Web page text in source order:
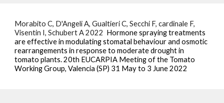
Morabito C, D'Angeli A, Gualtieri C, Secchi F, cardinale F,
Visentin I, Schubert A 2022 Hormone spraying treatments
are effective in modulating stomatal behaviour and osmotic
rearrangements in response to moderate drought in
tomato plants. 20th EUCARPIA Meeting of the Tomato
Working Group, Valencia (SP) 31 May to 3 June 2022